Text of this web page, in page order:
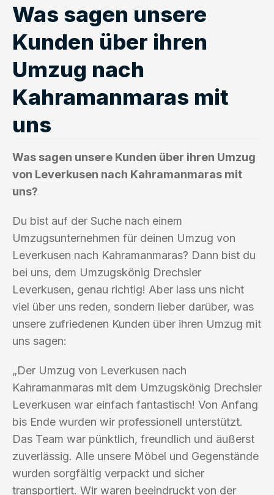
Was sagen unsere
Kunden über ihren
Umzug nach
Kahramanmaras mit
uns
Was sagen unsere Kunden über ihren Umzug
von Leverkusen nach Kahramanmaras mit
uns?
Du bist auf der Suche nach einem
Umzugsunternehmen für deinen Umzug von
Leverkusen nach Kahramanmaras? Dann bist du
bei uns, dem Umzugskönig Drechsler
Leverkusen, genau richtig! Aber lass uns nicht
viel über uns reden, sondern lieber darüber, was
unsere zufriedenen Kunden über ihren Umzug mit
uns sagen:
„Der Umzug von Leverkusen nach
Kahramanmaras mit dem Umzugskönig Drechsler
Leverkusen war einfach fantastisch! Von Anfang
bis Ende wurden wir professionell unterstützt.
Das Team war pünktlich, freundlich und äußerst
zuverlässig. Alle unsere Möbel und Gegenstände
wurden sorgfältig verpackt und sicher
transportiert. Wir waren beeindruckt von der